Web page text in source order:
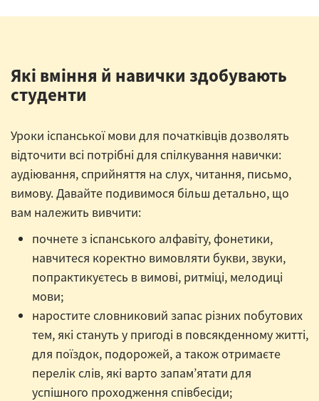
Які вміння й навички здобувають
студенти
Уроки іспанської мови для початківців дозволять
відточити всі потрібні для спілкування навички:
аудіювання, сприйняття на слух, читання, письмо,
вимову. Давайте подивимося більш детально, що
вам належить вивчити:
почнете з іспанського алфавіту, фонетики,
навчитеся коректно вимовляти букви, звуки,
попрактикуєтесь в вимові, ритміці, мелодиці
мови;
наростите словниковий запас різних побутових
тем, які стануть у пригоді в повсякденному житті,
для поїздок, подорожей, а також отримаєте
перелік слів, які варто запам’ятати для
успішного проходження співбесіди;